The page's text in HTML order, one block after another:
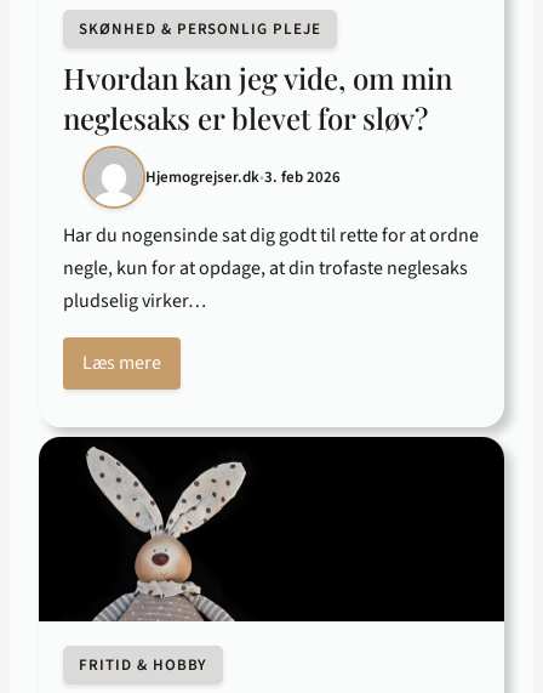
SKØNHED & PERSONLIG PLEJE
Hvordan kan jeg vide, om min
neglesaks er blevet for sløv?
Hjemogrejser.dk•3. feb 2026
Har du nogensinde sat dig godt til rette for at ordne
negle, kun for at opdage, at din trofaste neglesaks
pludselig virker…
Læs mere
FRITID & HOBBY